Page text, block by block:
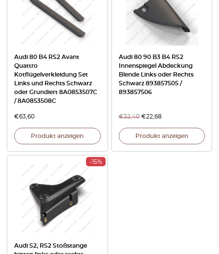
Audi 80 B4 RS2 Avant
Quattro
Kotflügelverkleidung Set
Links und Rechts Schwarz
oder Grundiert 8A0853507C
/ 8A0853508C
€63,60
Produkt anzeigen
Audi 80 90 B3 B4 RS2
Innenspiegel Abdeckung
Blende Links oder Rechts
Schwarz 893857505 /
893857506
€32,40 €22,68
Produkt anzeigen
-15%
Audi S2, RS2 Stoßstange